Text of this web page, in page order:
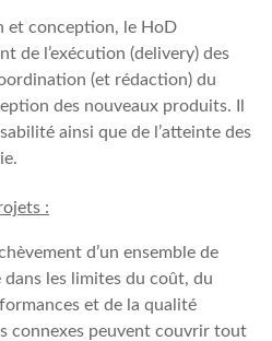
et conception, le HoD
de l’exécution (delivery) des
(et rédaction) du
des nouveaux produits. Il
ainsi que de l’atteinte des
:
d’un ensemble de
dans les limites du coût, du
et de la qualité
connexes peuvent couvrir tout